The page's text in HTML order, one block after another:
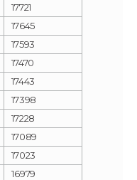
17721
17645
17593
17470
17443
17398
17228
17089
17023
16979